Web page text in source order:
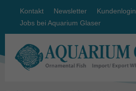
Kontakt Newsletter
Kundenlogin
Jobs bei Aquarium Glaser